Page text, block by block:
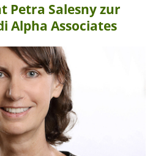
Petra Salesny zur
Alpha Associates